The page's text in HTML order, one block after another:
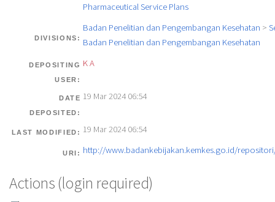
Pharmaceutical Service Plans
DIVISIONS:
Badan Penelitian dan Pengembangan Kesehatan >
Badan Penelitian dan Pengembangan Kesehatan
DEPOSITING
USER:
K A
DATE
DEPOSITED:
19 Mar 2024 06:54
LAST MODIFIED: 19 Mar 2024 06:54
URI: http://www.badankebijakan.kemkes.go.id/
Actions (login required)